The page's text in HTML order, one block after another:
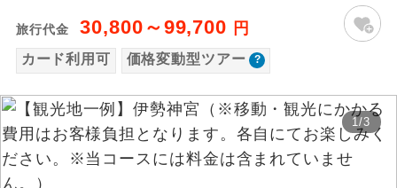
旅行代金 30,800～99,700 円
カード利用可 価格変動型ツアー
1/3
バスガイド乗
務
バスガイドが乗務し、車内での観光案内
があります。
世界遺産
ユネスコに登録されている文化遺産や自
然遺産を訪ねるコースです。
以下の注意事項をあらかじめご了承いただき
ますようお願いいたします。
お支払いについて
お支払いは、クレジットカード決済のみとな